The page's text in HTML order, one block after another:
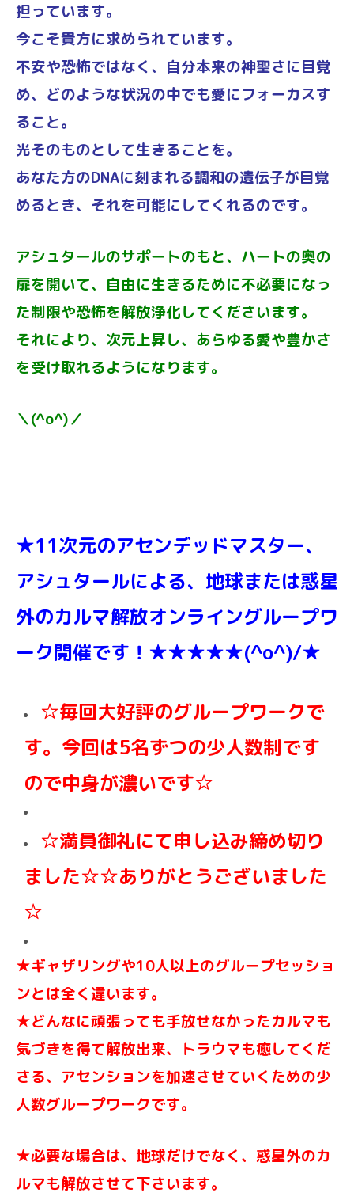
担っています。
今こそ貴方に求められています。
不安や恐怖ではなく、自分本来の神聖さに目覚
め、どのような状況の中でも愛にフォーカスす
ること。
光そのものとして生きることを。
あなた方のDNAに刻まれる調和の遺伝子が目覚
めるとき、それを可能にしてくれるのです。
アシュタールのサポートのもと、ハートの奥の
扉を開いて、自由に生きるために不必要になっ
た制限や恐怖を解放浄化してくださいます。
それにより、次元上昇し、あらゆる愛や豊かさ
を受け取れるようになります。
＼(^o^)／
★11次元のアセンデッドマスター、
アシュタールによる、地球または惑星
外のカルマ解放オンライングループワ
ーク開催です！★★★★★(^o^)/★
☆毎回大好評のグループワークで
す。今回は5名ずつの少人数制です
ので中身が濃いです☆
☆満員御礼にて申し込み締め切り
ました☆☆ありがとうございました
☆
★ギャザリングや10人以上のグループセッショ
ンとは全く違います。
★どんなに頑張っても手放せなかったカルマも
気づきを得て解放出来、トラウマも癒してくだ
さる、アセンションを加速させていくための少
人数グループワークです。
★必要な場合は、地球だけでなく、惑星外のカ
ルマも解放させて下さいます。